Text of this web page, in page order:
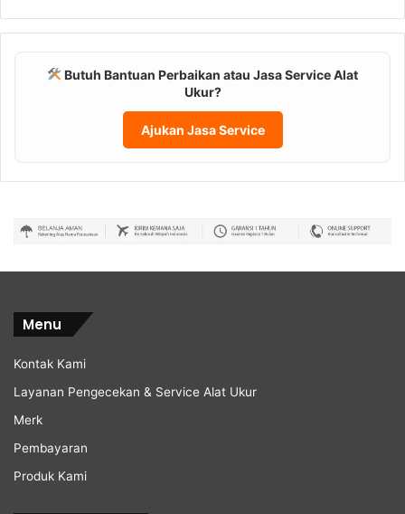
Butuh Bantuan Perbaikan atau Jasa Service Alat
Ukur?
Ajukan Jasa Service
Menu
Kontak Kami
Layanan Pengecekan & Service Alat Ukur
Merk
Pembayaran
Produk Kami